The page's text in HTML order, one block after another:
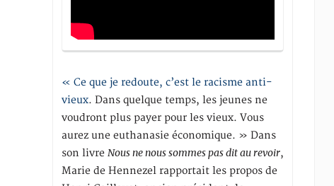
« Ce que je redoute, c’est le racisme anti-
vieux. Dans quelque temps, les jeunes ne
voudront plus payer pour les vieux. Vous
aurez une euthanasie économique. » Dans
son livreNous ne nous sommes pas dit au revoir,
Marie de Hennezel rapportait les propos de